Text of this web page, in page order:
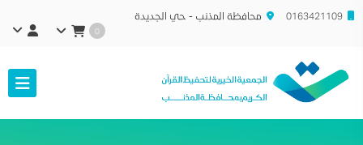
0163421109 محافظة المذنب - حي الجديدة
0